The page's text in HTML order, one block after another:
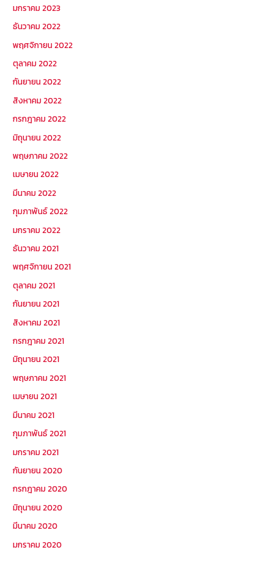
มกราคม 2023
ธันวาคม 2022
พฤศจิกายน 2022
ตุลาคม 2022
กันยายน 2022
สิงหาคม 2022
กรกฎาคม 2022
มิถุนายน 2022
พฤษภาคม 2022
เมษายน 2022
มีนาคม 2022
กุมภาพันธ์ 2022
มกราคม 2022
ธันวาคม 2021
พฤศจิกายน 2021
ตุลาคม 2021
กันยายน 2021
สิงหาคม 2021
กรกฎาคม 2021
มิถุนายน 2021
พฤษภาคม 2021
เมษายน 2021
มีนาคม 2021
กุมภาพันธ์ 2021
มกราคม 2021
กันยายน 2020
กรกฎาคม 2020
มิถุนายน 2020
มีนาคม 2020
มกราคม 2020